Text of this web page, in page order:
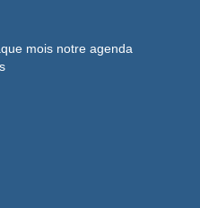
mois notre agenda